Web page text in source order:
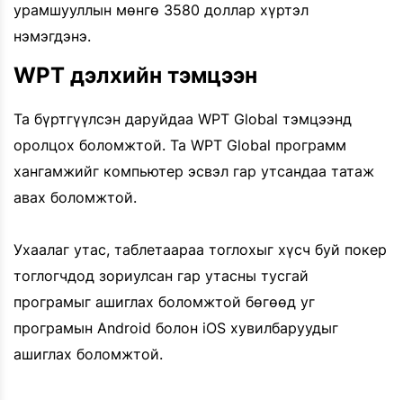
урамшууллын мөнгө 3580 доллар хүртэл
нэмэгдэнэ.
WPT дэлхийн тэмцээн
Та бүртгүүлсэн даруйдаа WPT Global тэмцээнд
оролцох боломжтой. Та WPT Global программ
хангамжийг компьютер эсвэл гар утсандаа татаж
авах боломжтой.
Ухаалаг утас, таблетаараа тоглохыг хүсч буй покер
тоглогчдод зориулсан гар утасны тусгай
програмыг ашиглах боломжтой бөгөөд уг
програмын Android болон iOS хувилбаруудыг
ашиглах боломжтой.